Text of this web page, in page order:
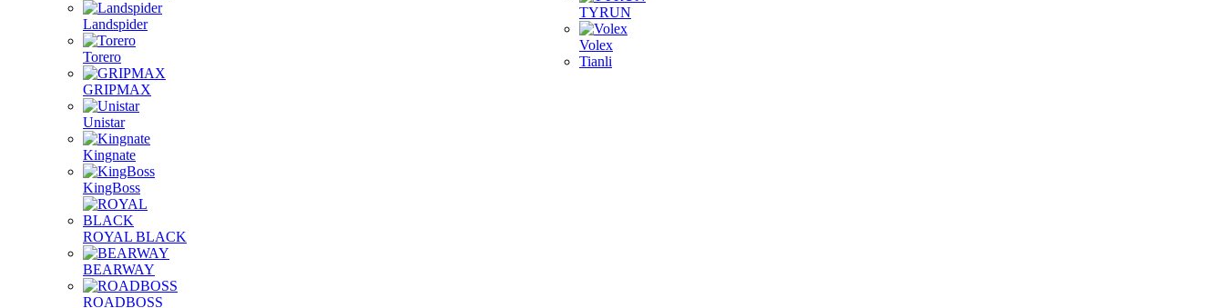
Landspider
Torero
GRIPMAX
Unistar
Kingnate
KingBoss
ROYAL BLACK
BEARWAY
ROADBOSS
TYRUN
Volex
Tianli